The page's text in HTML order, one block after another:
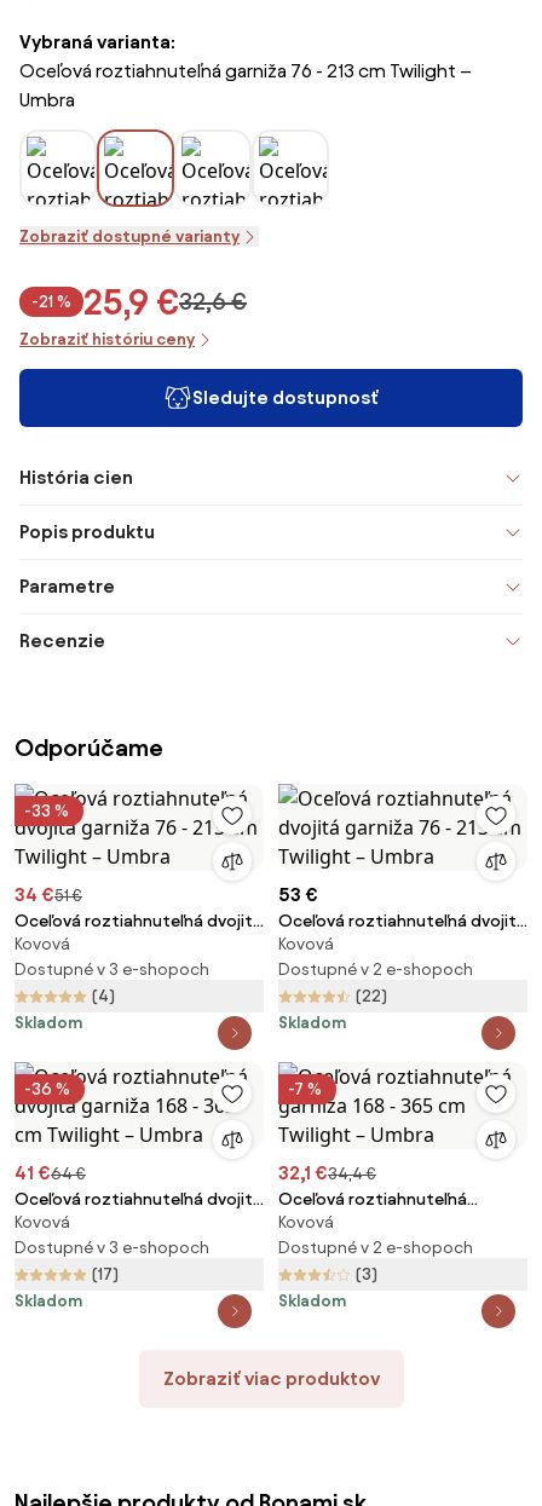
Vybraná varianta:
Oceľová roztiahnuteľná garniža 76 - 213 cm Twilight –
Umbra
Zobraziť dostupné varianty
-21 % 25,9 €32,6 €
Zobraziť históriu ceny
Sledujte dostupnosť
História cien
Popis produktu
Parametre
Recenzie
Odporúčame
-33 %
34 €51 €
Oceľová roztiahnuteľná dvojitá
garniža 76 - 213 cm Twilight –
Umbra
Kovová
Dostupné v 3 e-shopoch
(4)
Skladom
53 €
Oceľová roztiahnuteľná dvojitá
garniža 76 - 213 cm Twilight –
Umbra
Kovová
Dostupné v 2 e-shopoch
(22)
Skladom
-36 %
41 €64 €
Oceľová roztiahnuteľná dvojitá
garniža 168 - 365 cm Twilight –
Umbra
Kovová
Dostupné v 3 e-shopoch
(17)
Skladom
-7 %
32,1 €34,4 €
Oceľová roztiahnuteľná
garniža 168 - 365 cm Twilight –
Umbra
Kovová
Dostupné v 2 e-shopoch
(3)
Skladom
Zobraziť viac produktov